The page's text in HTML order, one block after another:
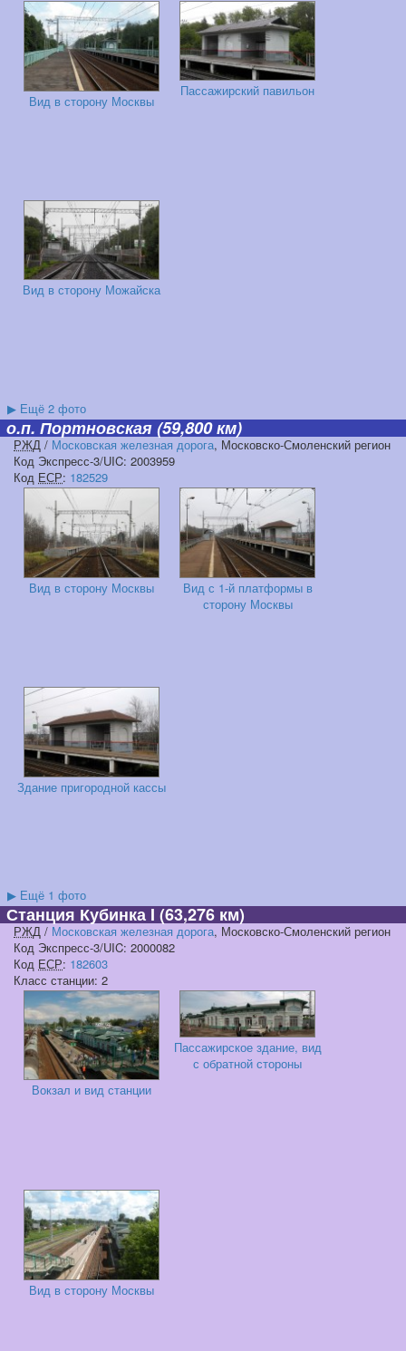
Вид в сторону Москвы
Пассажирский павильон
Вид в сторону Можайска
▶ Ещё 2 фото
о.п. Портновская(59,800 км)
РЖД / Московская железная дорога, Московско-Смоленский регион
Код Экспресс-3/UIC: 2003959
Код ЕСР: 182529
Вид в сторону Москвы
Вид с 1-й платформы в
сторону Москвы
Здание пригородной кассы
▶ Ещё 1 фото
Станция Кубинка I(63,276 км)
РЖД / Московская железная дорога, Московско-Смоленский регион
Код Экспресс-3/UIC: 2000082
Код ЕСР: 182603
Класс станции: 2
Вокзал и вид станции
Пассажирское здание, вид
с обратной стороны
Вид в сторону Москвы